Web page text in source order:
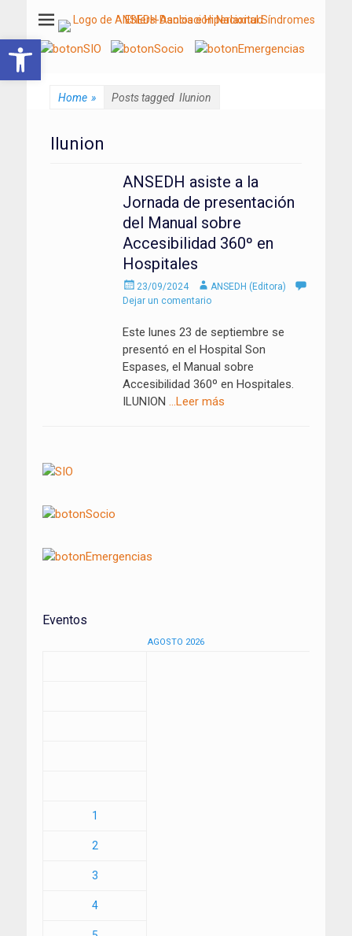
ANSEDH
Asociación Nacional del Síndrome de Ehlers-Danlos e Hiperlaxitud
Home » Posts tagged Ilunion
Ilunion
ANSEDH asiste a la
Jornada de presentación
del Manual sobre
Accesibilidad 360º en
Hospitales
Enviado
el
23/09/2024 AutorANSEDH (Editora)
Dejar un comentario
Este lunes 23 de septiembre se
presentó en el Hospital Son
Espases, el Manual sobre
Accesibilidad 360º en Hospitales.
ILUNION …Leer más
Eventos
AGOSTO 2026
1
2
3
4
Abrir barra de herramientas